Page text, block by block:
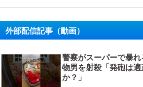
外部配信記事（動画）
警察がスーパーで暴れ
物男を射殺「発砲は適
か？」